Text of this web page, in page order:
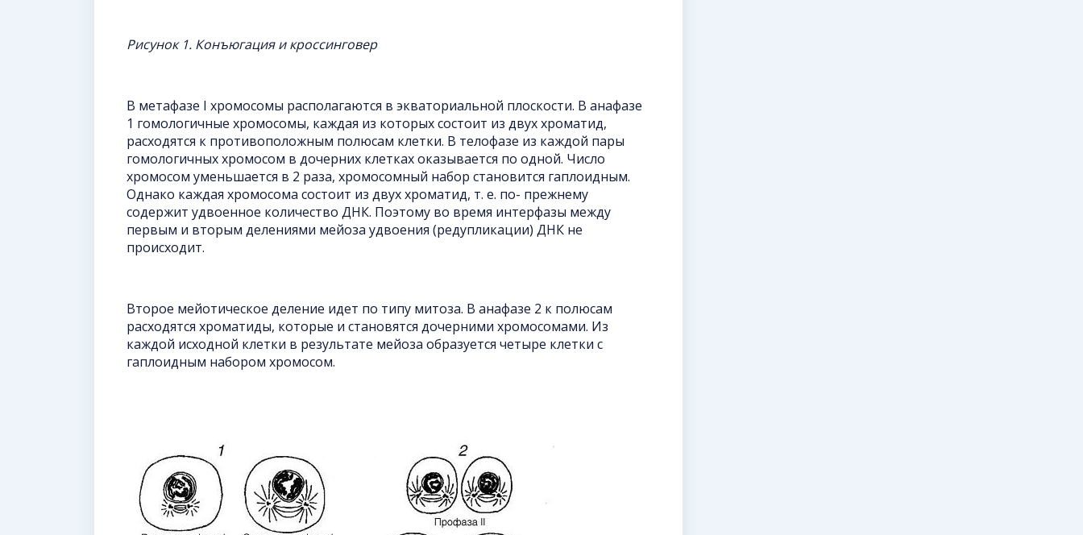
Рисунок 1. Конъюгация и кроссинговер
В метафазе I хромосомы располагаются в экваториальной плоскости. В анафазе
1 гомологичные хромосомы, каждая из которых состоит из двух хроматид,
расходятся к противоположным полюсам клетки. В телофазе из каждой пары
гомологичных хромосом в дочерних клетках оказывается по одной. Число
хромосом уменьшается в 2 раза, хромосомный набор становится гаплоидным.
Однако каждая хромосома состоит из двух хроматид, т. е. по- прежнему
содержит удвоенное количество ДНК. Поэтому во время интерфазы между
первым и вторым делениями мейоза удвоения (редупликации) ДНК не
происходит.
Второе мейотическое деление идет по типу митоза. В анафазе 2 к полюсам
расходятся хроматиды, которые и становятся дочерними хромосомами. Из
каждой исходной клетки в результате мейоза образуется четыре клетки с
гаплоидным набором хромосом.